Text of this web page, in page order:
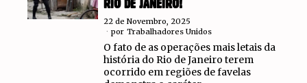
RIO DE JANEIRO!
22 de Novembro, 2025
por Trabalhadores Unidos
O fato de as operações mais letais da
história do Rio de Janeiro terem
ocorrido em regiões de favelas